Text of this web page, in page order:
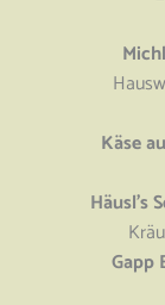
Käse
Häusl’s
Gapp